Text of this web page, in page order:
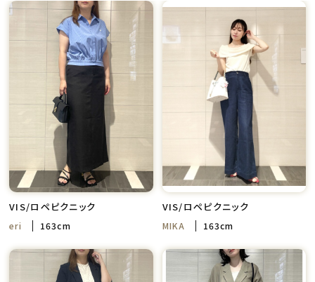
VIS/ロペピクニック
eri 163cm
VIS/ロペピクニック
MIKA 163cm